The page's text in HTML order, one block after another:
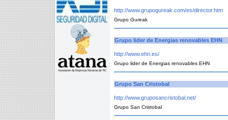
http://www.grupogureak.com/es/director.htm
Grupo Gureak
Grupo lider de Energias renovables EHN
http://www.ehn.es/
Grupo lider de Energias renovables EHN
Grupo San Cristobal
http://www.gruposancristobal.net/
Grupo San Cristobal